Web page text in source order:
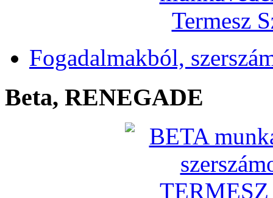
Fogadalmakból,
Beta, RENEGADE